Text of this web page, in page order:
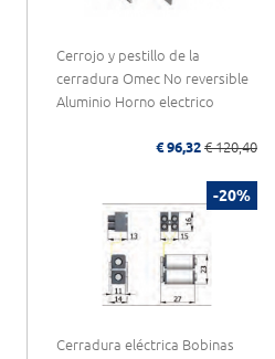
Cerrojo y pestillo de la
cerradura Omec No reversible
Aluminio Horno electrico
€ 96,32 € 120,40
-20%
Cerradura eléctrica Bobinas